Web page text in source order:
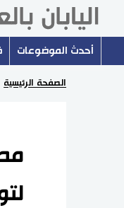
أحدث الموضوعات
الصفحة الرئيسية